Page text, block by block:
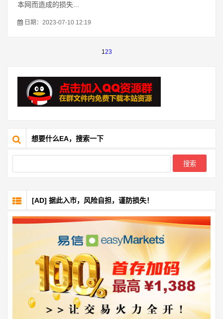
本网而造成的损失...
日期：2023-07-10 12:19
123
想要什么EA，搜索一下
[AD] 据此入市，风险自担，谨防损失！